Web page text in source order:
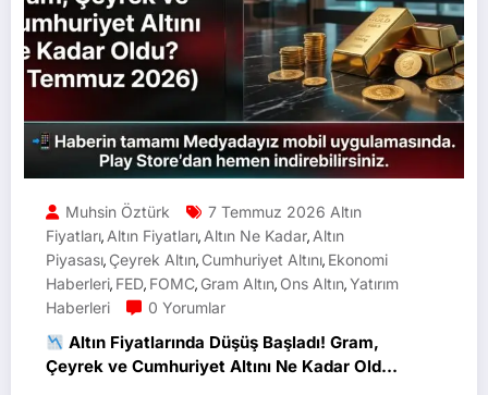
Muhsin Öztürk
7 Temmuz 2026 Altın
Fiyatları, Altın Fiyatları, Altın Ne Kadar, Altın
Piyasası, Çeyrek Altın, Cumhuriyet Altını, Ekonomi
Haberleri, FED, FOMC, Gram Altın, Ons Altın,Yatırım
Haberleri
0 Yorumlar
Altın Fiyatlarında Düşüş Başladı! Gram,
Çeyrek ve Cumhuriyet Altını Ne Kadar Oldu?